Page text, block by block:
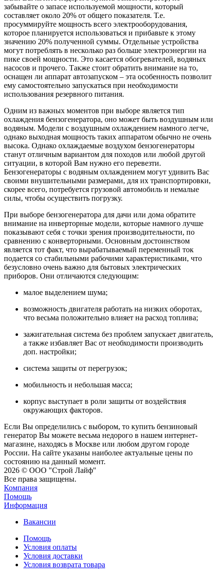
забывайте о запасе используемой мощности, который
составляет около 20% от общего показателя. Т.е.
просуммируйте мощность всего электрооборудования,
которое планируется использоваться и прибавьте к этому
значению 20% полученной суммы. Отдельные устройства
могут потреблять в несколько раз больше электроэнергии на
пике своей мощности. Это касается обогревателей, водяных
насосов и прочего. Также стоит обратить внимание на то,
оснащен ли аппарат автозапуском – эта особенность позволит
ему самостоятельно запускаться при необходимости
использования резервного питания.
Одним из важных моментов при выборе является тип
охлаждения бензогенератора, оно может быть воздушным или
водяным. Модели с воздушным охлаждением намного легче,
однако выходная мощность таких аппаратом обычно не очень
высока. Однако охлаждаемые воздухом бензогенераторы
станут отличным вариантом для походов или любой другой
ситуации, в которой Вам нужно его перевезти.
Бензогенераторы с водяным охлаждением могут удивить Вас
своими внушительными размерами, для их транспортировки,
скорее всего, потребуется грузовой автомобиль и немалые
силы, чтобы осуществить погрузку.
При выборе бензогенератора для дачи или дома обратите
внимание на инверторные модели, которые намного лучше
показывают себя с точки зрения производительности, по
сравнению с конверторными. Основным достоинством
является тот факт, что вырабатываемый переменный ток
подается со стабильными рабочими характеристиками, что
безусловно очень важно для бытовых электрических
приборов. Они отличаются следующим:
малое выделением шума;
возможность двигателя работать на низких оборотах,
что весьма положительно влияет на расход топлива;
зажигательная система без проблем запускает двигатель,
а также избавляет Вас от необходимости производить
доп. настройки;
система защиты от перегрузок;
мобильность и небольшая масса;
корпус выступает в роли защиты от воздействия
окружающих факторов.
Если Вы определились с выбором, то купить бензиновый
генератор Вы можете весьма недорого в нашем интернет-
магазине, находясь в Москве или любом другом городе
России. На сайте указаны наиболее актуальные цены по
состоянию на данный момент.
2026 © ООО "Строй Лайф"
Все права защищены.
Компания
Помощь
Информация
Вакансии
Помощь
Условия оплаты
Условия доставки
Условия возврата товара